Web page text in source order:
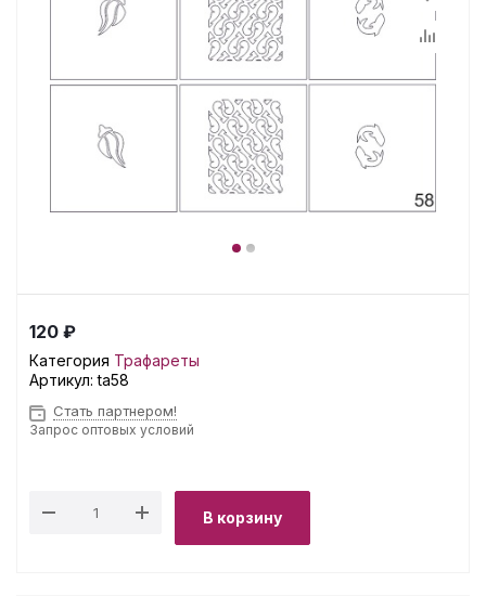
120 ₽
Категория Трафареты
Артикул:ta58
Стать партнером!
Запрос оптовых условий
В корзину